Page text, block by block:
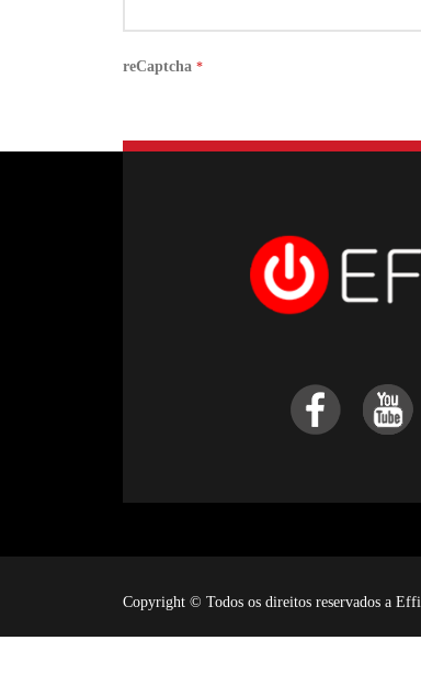
reCaptcha *
Copyright © Todos os direitos reservados a